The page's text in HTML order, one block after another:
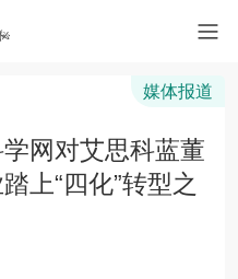
网对艾思科蓝董
上“四化”转型之
媒体报道